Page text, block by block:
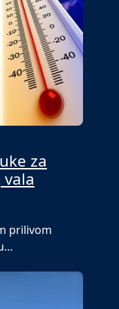
za
prilivom